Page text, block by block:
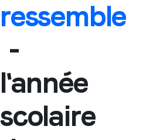
ressemble
-
l'année
scolaire